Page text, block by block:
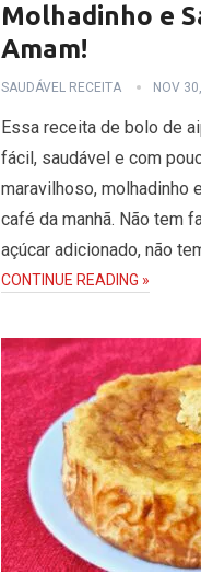
Molhadinho e
Amam!
SAUDÁVEL RECEITA NOV
Essa receita de bolo de
fácil, saudável e com
maravilhoso, molhadinho
café da manhã. Não tem
açúcar adicionado, não
CONTINUE READING »